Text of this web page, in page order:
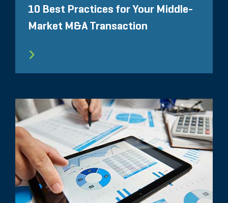
10 Best Practices for Your Middle-
Market M&A Transaction